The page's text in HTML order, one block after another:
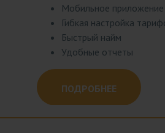
Мобильное приложение
Гибкая настройка
Быстрый найм
Удобные отчеты
ПОДРОБНЕЕ
Тарифы для грузчиков
Работа с контрагентами
Мобильное приложение
Учет заезда в центр
ПОДРОБНЕЕ
Увеличение заказов по
Раскрутка соцсетей
Разработка рекламных
Настройка рекламных
ПОДРОБНЕЕ
Безлимит по водителям
Мобильные приложения
Сайт
Годовая
ПОДРОБНЕЕ